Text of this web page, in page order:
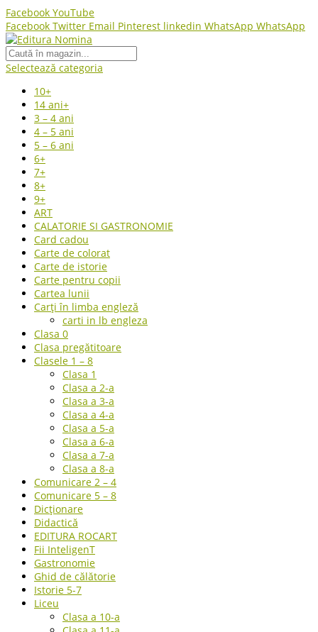
Facebook YouTube
Facebook Twitter Email Pinterest linkedin WhatsApp WhatsApp
Selectează categoria
10+
14 ani+
3 – 4 ani
4 – 5 ani
5 – 6 ani
6+
7+
8+
9+
ART
CALATORIE SI GASTRONOMIE
Card cadou
Carte de colorat
Carte de istorie
Carte pentru copii
Cartea lunii
Carți în limba engleză
carti in lb engleza
Clasa 0
Clasa pregătitoare
Clasele 1 – 8
Clasa 1
Clasa a 2-a
Clasa a 3-a
Clasa a 4-a
Clasa a 5-a
Clasa a 6-a
Clasa a 7-a
Clasa a 8-a
Comunicare 2 – 4
Comunicare 5 – 8
Dicționare
Didactică
EDITURA ROCART
Fii InteligenT
Gastronomie
Ghid de călătorie
Istorie 5-7
Liceu
Clasa a 10-a